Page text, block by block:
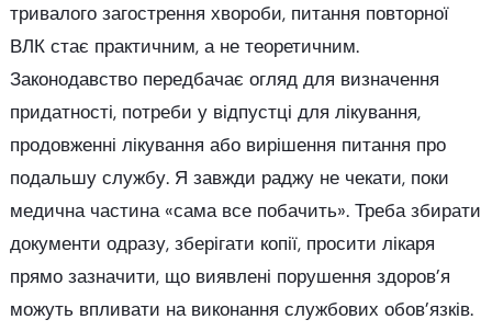
тривалого загострення хвороби, питання повторної
ВЛК стає практичним, а не теоретичним.
Законодавство передбачає огляд для визначення
придатності, потреби у відпустці для лікування,
продовженні лікування або вирішення питання про
подальшу службу. Я завжди раджу не чекати, поки
медична частина «сама все побачить». Треба збирати
документи одразу, зберігати копії, просити лікаря
прямо зазначити, що виявлені порушення здоров’я
можуть впливати на виконання службових обов’язків.